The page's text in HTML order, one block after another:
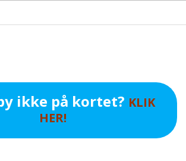
ikke på kortet? KLIK
HER!